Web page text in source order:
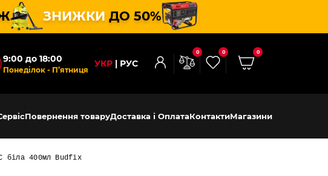
ЗНИЖКИ ДО 50%
9:00 до 18:00
Понеділок - П’ятниця
УКР РУС
0 0 0
Повернення товаруДоставка і ОплатаКонтактиМагазини
біла 400мл Budfix